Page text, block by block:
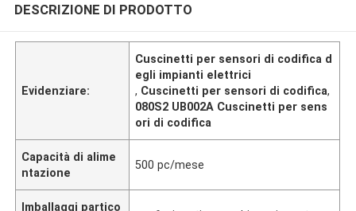
DESCRIZIONE DI PRODOTTO
Evidenziare:
Cuscinetti per sensori di codifica d
egli impianti elettrici
, Cuscinetti per sensori di codifica,
080S2 UB002A Cuscinetti per sens
ori di codifica
Capacità di alime
ntazione
500 pc/mese
Imballaggi partico